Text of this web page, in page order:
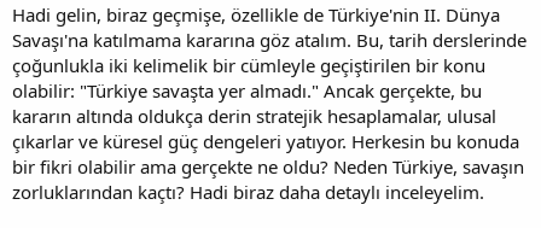
a
n
h
i
Hadi gelin, biraz geçmişe, özellikle de Türkiye'nin II. Dünya
Savaşı'na katılmama kararına göz atalım. Bu, tarih derslerinde
çoğunlukla iki kelimelik bir cümleyle geçiştirilen bir konu
olabilir: "Türkiye savaşta yer almadı." Ancak gerçekte, bu
kararın altında oldukça derin stratejik hesaplamalar, ulusal
çıkarlar ve küresel güç dengeleri yatıyor. Herkesin bu konuda
bir fikri olabilir ama gerçekte ne oldu? Neden Türkiye, savaşın
zorluklarından kaçtı? Hadi biraz daha detaylı inceleyelim.